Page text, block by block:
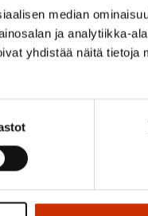
median
ja analytiikka-
yhdistää näitä tietoja
jo parikymmentä